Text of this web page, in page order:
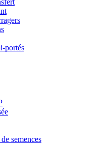
portés
semences